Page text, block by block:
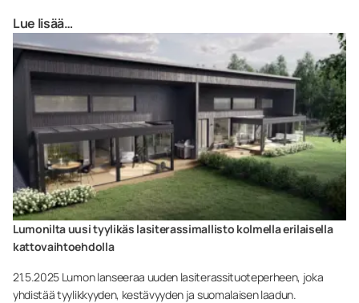
Lue lisää…
Lumonilta uusi tyylikäs lasiterassimallisto kolmella erilaisella
kattovaihtoehdolla
21.5.2025 Lumon lanseeraa uuden lasiterassituoteperheen, joka
yhdistää tyylikkyyden, kestävyyden ja suomalaisen laadun.